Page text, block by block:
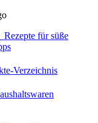
Rezepte für süße
Verzeichnis